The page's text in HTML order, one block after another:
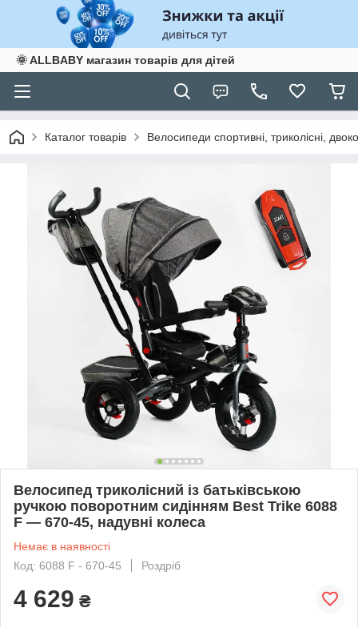
🌞 ALLBABY магазин товарів для дітей
Каталог товарів Велосипеди спортивні, триколісні,
Велосипед триколісний із батьківською
ручкою поворотним сидінням Best Trike 6088
F — 670-45, надувні колеса
Немає в наявності
Код: 6088 F - 670-45
Роздріб
4 629 ₴